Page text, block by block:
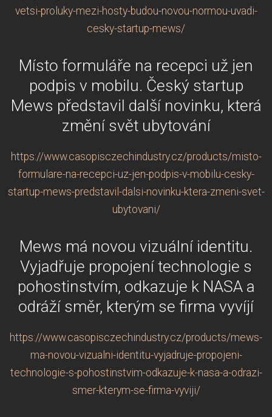
vetsi-proluky-mezi-hosty-budou-novou-normou-uvadi-
cesky-startup-mews/
Místo formuláře na recepci už jen
podpis v mobilu. Český startup
Mews představil další novinku, která
změní svět ubytování
https://www.casopisczechindustry.cz/products/misto-
formulare-na-recepci-uz-jen-podpis-v-mobilu-cesky-
startup-mews-predstavil-dalsi-novinku-ktera-zmeni-svet-
ubytovani/
Mews má novou vizuální identitu.
Vyjadřuje propojení technologie s
pohostinstvím, odkazuje k NASA a
odráží směr, kterým se firma vyvíjí
https://www.casopisczechindustry.cz/products/mews-
ma-novou-vizualni-identitu-vyjadruje-propojeni-
technologie-s-pohostinstvim-odkazuje-k-nasa-a-odrazi-
smer-kterym-se-firma-vyviji/